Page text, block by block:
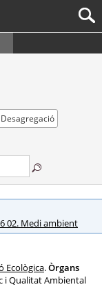
Desagregació
02. Medi ambient
Ecològica.Òrgans
i Qualitat Ambiental